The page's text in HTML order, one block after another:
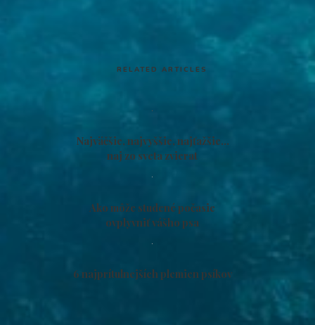
RELATED ARTICLES
Najväčšie, najvyššie, najťažšie…
naj zo sveta zvierat
Ako môže studené počasie
ovplyvniť vášho psa
6 najprítulnejších plemien psíkov